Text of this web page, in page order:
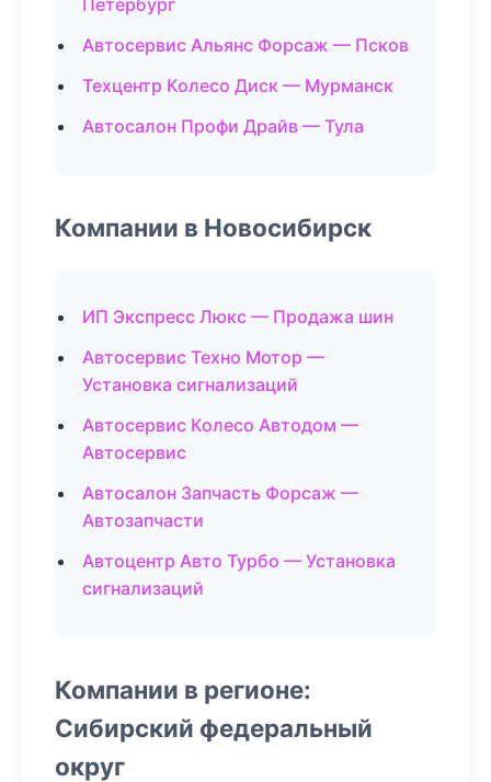
Петербург
Автосервис Альянс Форсаж — Псков
Техцентр Колесо Диск — Мурманск
Автосалон Профи Драйв — Тула
Компании в Новосибирск
ИП Экспресс Люкс — Продажа шин
Автосервис Техно Мотор —
Установка сигнализаций
Автосервис Колесо Автодом —
Автосервис
Автосалон Запчасть Форсаж —
Автозапчасти
Автоцентр Авто Турбо — Установка
сигнализаций
Компании в регионе:
Сибирский федеральный
округ